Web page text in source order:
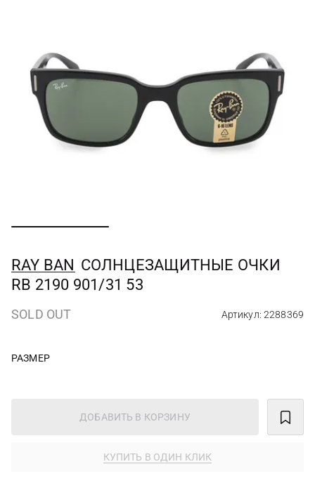
RAY BAN СОЛНЦЕЗАЩИТНЫЕ ОЧКИ
RB 2190 901/31 53
SOLD OUT Артикул: 2288369
РАЗМЕР
ДОБАВИТЬ В КОРЗИНУ
КУПИТЬ В ОДИН КЛИК